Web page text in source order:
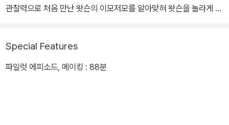
관찰력으로 처음 만난 왓슨의 이모저모를 알아맞혀 왓슨을 놀라게 한
슨에게 도움을 청하고, 두 사람은 찰떡 콤비가 돼 사건 해결에 나선다.
Special Features
파일럿 에피소드, 메이킹 : 88분